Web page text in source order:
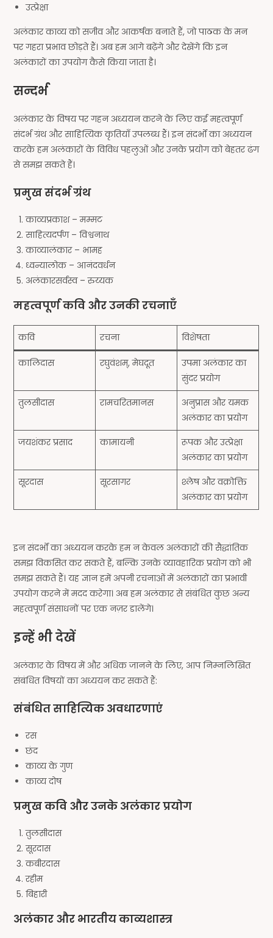
उत्प्रेक्षा
अलंकार काव्य को सजीव और आकर्षक बनाते हैं, जो पाठक के मन
पर गहरा प्रभाव छोड़ते हैं। अब हम आगे बढ़ेंगे और देखेंगे कि इन
अलंकारों का उपयोग कैसे किया जाता है।
सन्दर्भ
अलंकार के विषय पर गहन अध्ययन करने के लिए कई महत्वपूर्ण
संदर्भ ग्रंथ और साहित्यिक कृतियाँ उपलब्ध हैं। इन संदर्भों का अध्ययन
करके हम अलंकारों के विविध पहलुओं और उनके प्रयोग को बेहतर ढंग
से समझ सकते हैं।
प्रमुख संदर्भ ग्रंथ
काव्यप्रकाश – मम्मट
साहित्यदर्पण – विश्वनाथ
काव्यालंकार – भामह
ध्वन्यालोक – आनंदवर्धन
अलंकारसर्वस्व – रुय्यक
महत्वपूर्ण कवि और उनकी रचनाएँ
कवि रचना विशेषता
कालिदास रघुवंशम्, मेघदूत
उपमा अलंकार का
सुंदर प्रयोग
तुलसीदास
रामचरितमानस
अनुप्रास और यमक
अलंकार का प्रयोग
जयशंकर प्रसाद
कामायनी
रूपक और उत्प्रेक्षा
अलंकार का प्रयोग
सूरदास
सूरसागर
श्लेष और वक्रोक्ति
अलंकार का प्रयोग
इन संदर्भों का अध्ययन करके हम न केवल अलंकारों की सैद्धांतिक
समझ विकसित कर सकते हैं, बल्कि उनके व्यावहारिक प्रयोग को भी
समझ सकते हैं। यह ज्ञान हमें अपनी रचनाओं में अलंकारों का प्रभावी
उपयोग करने में मदद करेगा। अब हम अलंकार से संबंधित कुछ अन्य
महत्वपूर्ण संसाधनों पर एक नज़र डालेंगे।
इन्हें भी देखें
अलंकार के विषय में और अधिक जानने के लिए, आप निम्नलिखित
संबंधित विषयों का अध्ययन कर सकते हैं:
संबंधित साहित्यिक अवधारणाएं
रस
छंद
काव्य के गुण
काव्य दोष
प्रमुख कवि और उनके अलंकार प्रयोग
तुलसीदास
सूरदास
कबीरदास
रहीम
बिहारी
अलंकार और भारतीय काव्यशास्त्र